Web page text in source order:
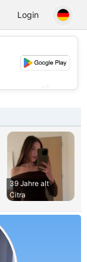
Login
39 Jahre alt
Citra